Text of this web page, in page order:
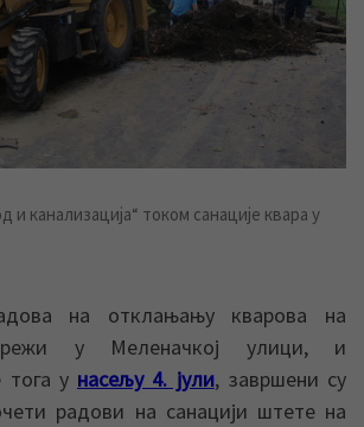
и канализација“ током санације квара у
на отклањању кварова на
у Меленачкој улици, и
тога у насељу 4. јули, завршени су
радови на санацији штете на